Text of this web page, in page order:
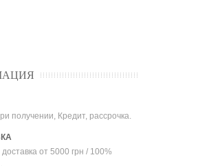
получении, Кредит, рассрочка.
от 5000 грн / 100%